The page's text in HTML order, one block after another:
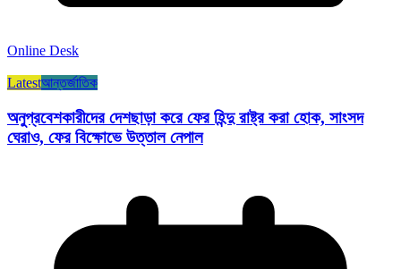
Online Desk
Latestআন্তর্জাতিক
অনুপ্রবেশকারীদের দেশছাড়া করে ফের হিন্দু রাষ্ট্র করা হোক, সাংসদ
ঘেরাও, ফের বিক্ষোভে উত্তাল নেপাল